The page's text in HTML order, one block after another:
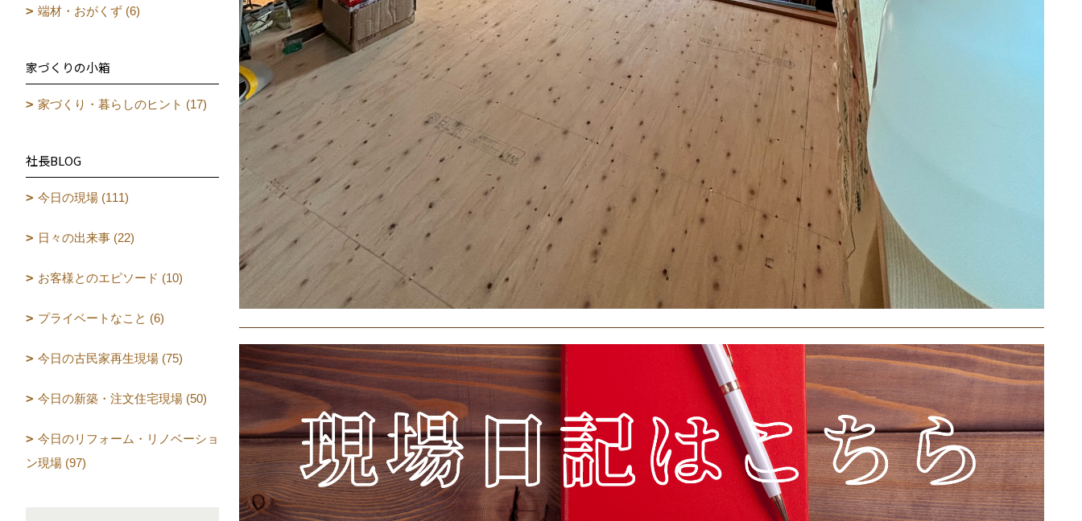
端材・おがくず (6)
家づくりの小箱
家づくり・暮らしのヒント (17)
社長BLOG
今日の現場 (111)
日々の出来事 (22)
お客様とのエピソード (10)
プライベートなこと (6)
今日の古民家再生現場 (75)
今日の新築・注文住宅現場 (50)
今日のリフォーム・リノベーショ
ン現場 (97)